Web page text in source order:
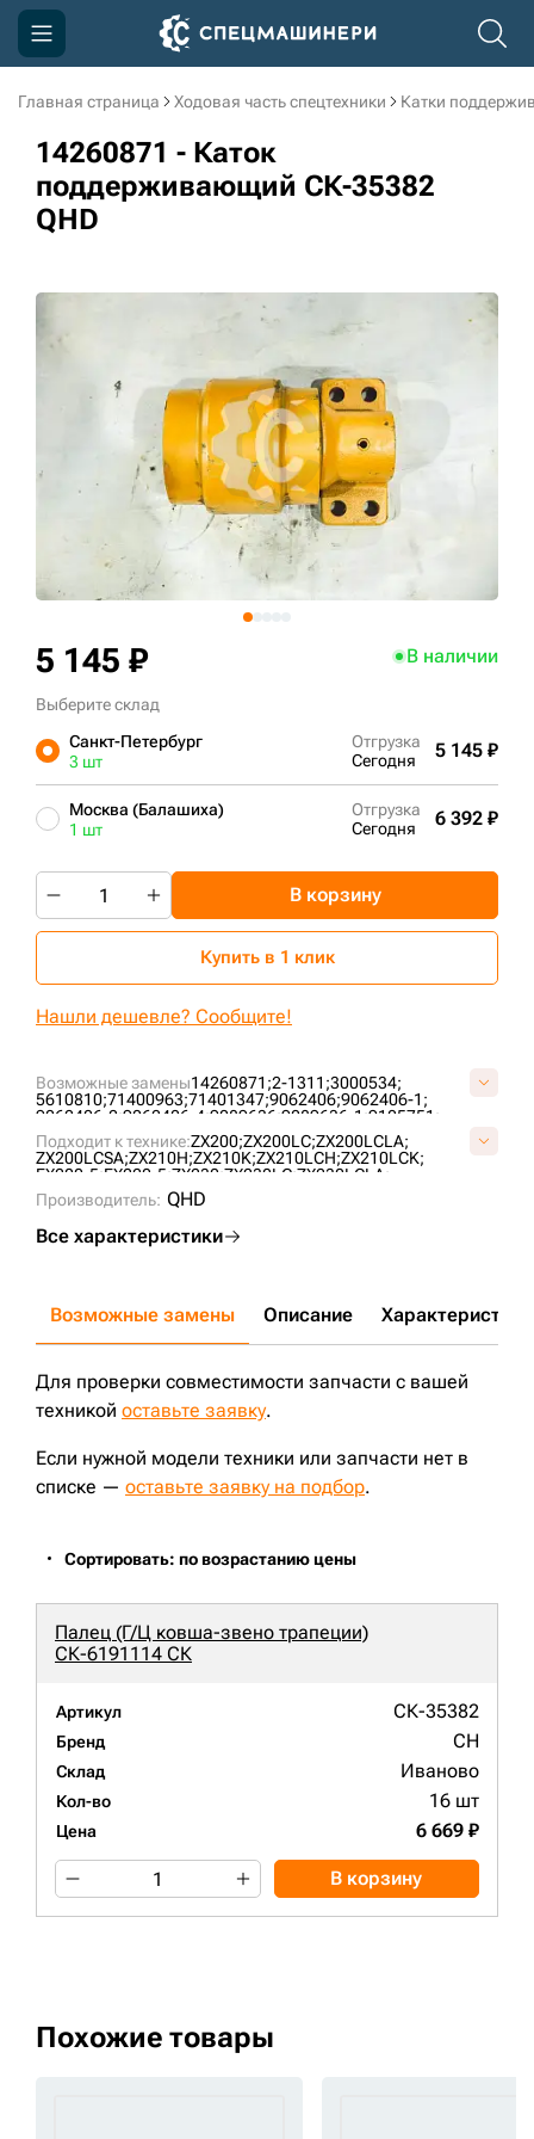
Главная страница Ходовая часть спецтехники Катки
14260871 - Каток
поддерживающий СК-35382
QHD
Возможные замены14260871;2-1311;3000534;
5610810;71400963;71401347;9062406;9062406-1;
9062406-2;9062406-4;9089636;9089636-1;9105751;
9134245;
9134245-1;9134245-2;9134245-HY;9178333;
C1516000M00;E02GUU017;ZX200.610.000;
Подходит к технике:ZX200;ZX200LC;ZX200LCLA;
ZX200LCSA;ZX210H;ZX210K;ZX210LCH;ZX210LCK;
EX200-5;EX220-5;ZX230;ZX230LC;ZX230LCLA;
ZX230LCSA;
ZX240H;ZX240LCH;
EX220;EX220LC-2;EX220-2;
EX200LC-2;
ZX225USR;EX230LC-5;EX225USR;
ZX180LC;R934HDS LITRONIC; EX165;EX165LC;FH220-3;
FH220LC.3;
Производитель: QHD
Все характеристики
5 145 ₽ В наличии
Выберите склад
Санкт-Петербург
3 шт
Отгрузка
Сегодня
5 145 ₽
Москва (Балашиха)
1 шт
Отгрузка
Сегодня
6 392 ₽
В корзину
Купить в 1 клик
Нашли дешевле? Сообщите!
Возможные замены Описание Характеристики
Для проверки совместимости запчасти с вашей
техникой оставьте заявку.
Если нужной модели техники или запчасти нет в
списке — оставьте заявку на подбор.
Сортировать: по возрастанию цены
Палец (Г/Ц ковша-звено трапеции)
СК-6191114 СК
Артикул СК-35382
Бренд CH
Склад Иваново
Кол-во 16 шт
Цена 6 669 ₽
В корзину
Похожие товары
Компания
Акции
Доставка и оплата
3D тур по складам
sksale@skdst.ru
+7 (499) 394-50-93